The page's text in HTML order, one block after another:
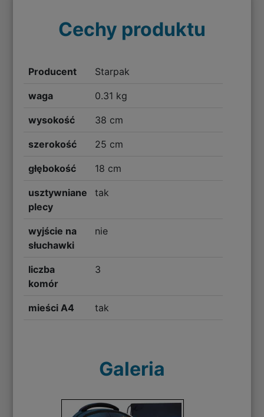
Cechy produktu
Producent Starpak
waga 0.31 kg
wysokość 38 cm
szerokość 25 cm
głębokość 18 cm
usztywniane
plecy
tak
wyjście na
słuchawki
nie
liczba
komór
3
mieści A4 tak
Galeria